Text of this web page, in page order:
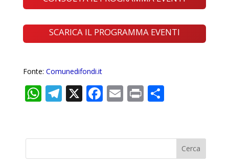
SCARICA IL PROGRAMMA EVENTI
Fonte: Comunedifondi.it
W
s
A
T
gr
a
X F
b
o
E
l
PrC
di
vi